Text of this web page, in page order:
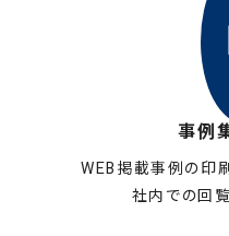
事例
WEB掲載事例の印
社内での回